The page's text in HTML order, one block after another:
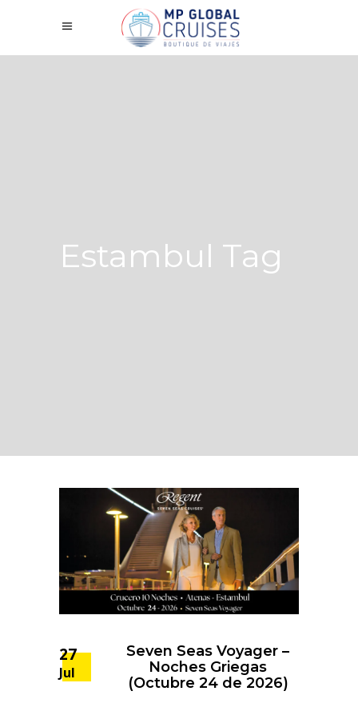
Estambul Tag
27
Jul
Seven Seas Voyager –
Noches Griegas
(Octubre 24 de 2026)